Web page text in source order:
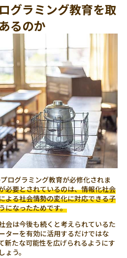
グラミング教育を取
るのか
ログラミング教育が必修化されま
必要とされているのは、情報化社会
よる社会情勢の変化に対応できる子
になったためです。
会は今後も続くと考えられているた
ターを有効に活用するだけではな
新たな可能性を広げられるようにす
う。